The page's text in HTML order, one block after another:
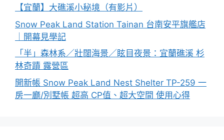
【宜蘭】大礁溪小秘境（有影片）
Snow Peak Land Station Tainan 台南安平旗艦店
｜開幕見學記
「半」森林系／壯闊海景／眩目夜景：宜蘭礁溪 杉
林奇蹟 露營區
開新帳 Snow Peak Land Nest Shelter TP-259 一
房一廳/別墅帳 超高 CP值、超大空間 使用心得